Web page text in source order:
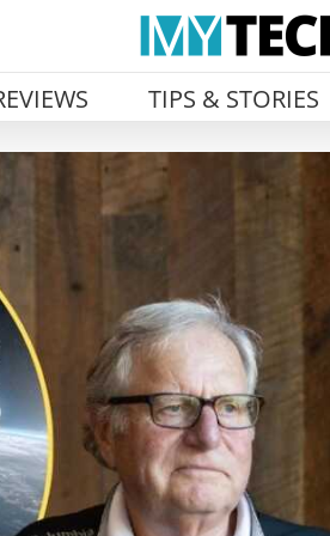
TIPS & STORIES